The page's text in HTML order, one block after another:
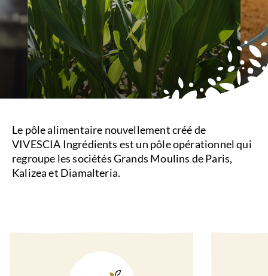
Le pôle alimentaire nouvellement créé de
VIVESCIA Ingrédients est un pôle opérationnel qui
regroupe les sociétés Grands Moulins de Paris,
Kalizea et Diamalteria.